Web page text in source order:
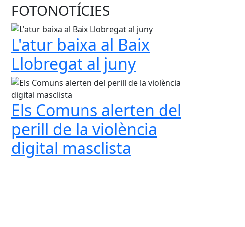
FOTONOTÍCIES
L'atur baixa al Baix
Llobregat al juny
Els Comuns alerten del
perill de la violència
digital masclista